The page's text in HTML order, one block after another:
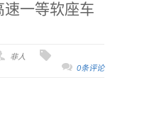
一等软座车
非人
0条评论